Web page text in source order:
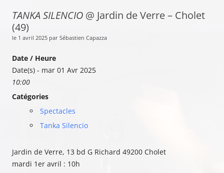
TANKA SILENCIO @ Jardin de Verre – Cholet
(49)
le 1 avril 2025 par Sébastien Capazza
Date / Heure
Date(s) - mar 01 Avr 2025
10:00
Catégories
Spectacles
Tanka Silencio
Jardin de Verre, 13 bd G Richard 49200 Cholet
mardi 1er avril : 10h